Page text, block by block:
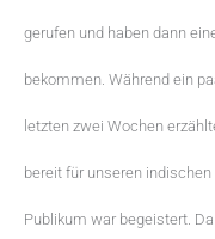
gerufen und haben dann
bekommen. Während ein
letzten zwei Wochen
bereit für unseren
Publikum war begeistert.